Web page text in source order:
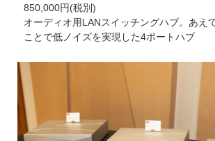
850,000円(税別)
オーディオ用LANスイッチングハブ。あえ
ことで低ノイズを実現した4ポートハブ